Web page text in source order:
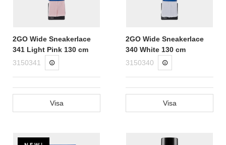
2GO Wide Sneakerlace
341 Light Pink 130 cm
3150341
Visa
2GO Wide Sneakerlace
340 White 130 cm
3150340
Visa